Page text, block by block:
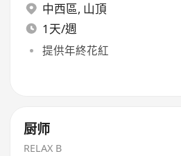
中西區, 山頂
1天/週
提供年終花紅
厨师
RELAX B